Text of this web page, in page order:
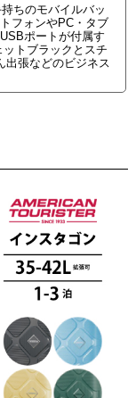
ちのモバイルバッ
フォンやPC・タブ
ポートが付属す
トブラックとスチ
出張などのビジネス